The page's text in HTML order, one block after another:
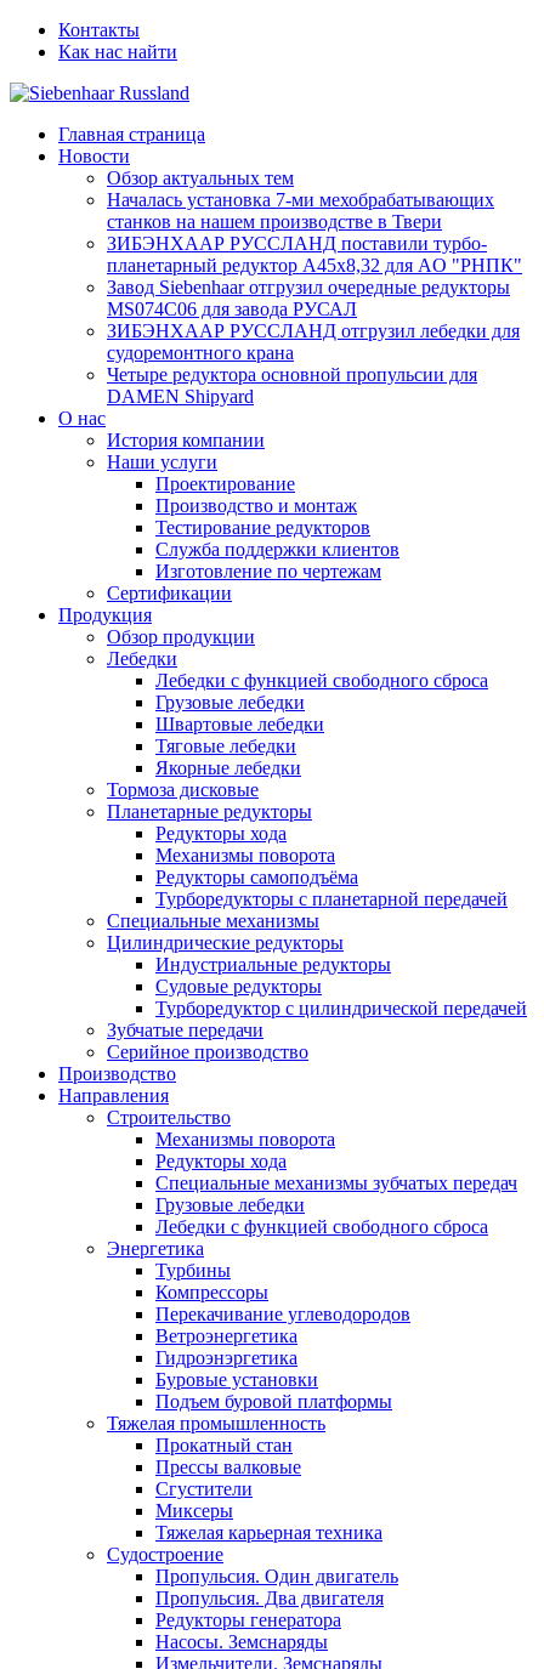
Контакты
Как нас найти
Главная страница
Новости
Обзор актуальных тем
Началась установка 7-ми мехобрабатывающих
станков на нашем производстве в Твери
ЗИБЭНХААР РУССЛАНД поставили турбо-
планетарный редуктор A45х8,32 для AО "РНПК"
Завод Siebenhaar отгрузил очередные редукторы
MS074С06 для завода РУСАЛ
ЗИБЭНХААР РУССЛАНД отгрузил лебедки для
судоремонтного крана
Четыре редуктора основной пропульсии для
DAMEN Shipyard
О нас
История компании
Наши услуги
Проектирование
Производство и монтаж
Тестирование редукторов
Служба поддержки клиентов
Изготовление по чертежам
Сертификации
Продукция
Обзор продукции
Лебедки
Лебедки с функцией свободного сброса
Грузовые лебедки
Швартовые лебедки
Тяговые лебедки
Якорные лебедки
Тормоза дисковые
Планетарные редукторы
Редукторы хода
Механизмы поворота
Редукторы самоподъёма
Турборедукторы с планетарной передачей
Специальные механизмы
Цилиндрические редукторы
Индустриальные редукторы
Судовые редукторы
Турборедуктор с цилиндрической передачей
Зубчатые передачи
Серийное производство
Производство
Направления
Строительство
Механизмы поворота
Редукторы хода
Специальные механизмы зубчатых передач
Грузовые лебедки
Лебедки с функцией свободного сброса
Энергетика
Турбины
Компрессоры
Перекачивание углеводородов
Ветроэнергетика
Гидроэнэргетика
Буровые установки
Подъем буровой платформы
Тяжелая промышленность
Прокатный стан
Прессы валковые
Сгустители
Миксеры
Тяжелая карьерная техника
Судостроение
Пропульсия. Один двигатель
Пропульсия. Два двигателя
Редукторы генератора
Насосы. Земснаряды
Измельчители. Земснаряды